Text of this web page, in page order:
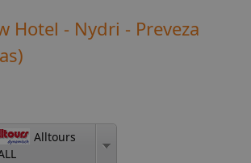
Hotel - Nydri - Preveza
Alltours